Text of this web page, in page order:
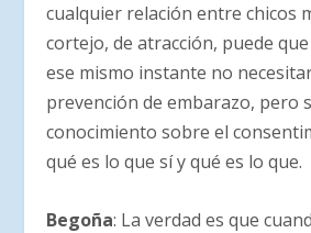
cualquier relación entre chicos
cortejo, de atracción, puede
ese mismo instante no
prevención de embarazo, pero
conocimiento sobre el
qué es lo que sí y qué es lo que.
Begoña: La verdad es que